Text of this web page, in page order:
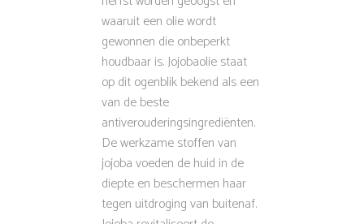
waaruit een olie wordt
gewonnen die onbeperkt
houdbaar is. Jojobaolie staat
op dit ogenblik bekend als een
van de beste
antiverouderingsingrediënten.
De werkzame stoffen van
jojoba voeden de huid in de
diepte en beschermen haar
tegen uitdroging van buitenaf.